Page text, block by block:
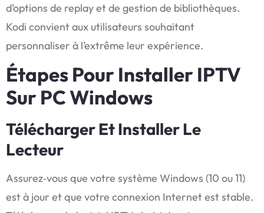
d’options de replay et de gestion de bibliothèques.
Kodi convient aux utilisateurs souhaitant
personnaliser à l’extrême leur expérience.
Étapes Pour Installer IPTV
Sur PC Windows
Télécharger Et Installer Le
Lecteur
Assurez‑vous que votre système Windows (10 ou 11)
est à jour et que votre connexion Internet est stable.